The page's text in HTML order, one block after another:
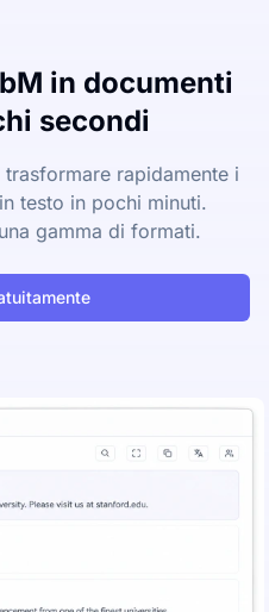
in documenti
secondi
rapidamente i
testo in pochi minuti.
gamma di formati.